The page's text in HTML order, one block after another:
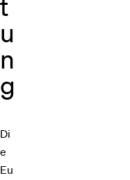
t
u
n
g
Di
e
Eu